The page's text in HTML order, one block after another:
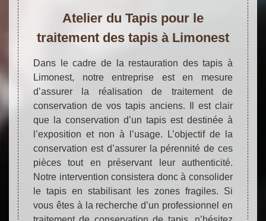
Atelier du Tapis pour le
traitement des tapis à Limonest
Dans le cadre de la restauration des tapis à
Limonest, notre entreprise est en mesure
d’assurer la réalisation de traitement de
conservation de vos tapis anciens. Il est clair
que la conservation d’un tapis est destinée à
l’exposition et non à l’usage. L’objectif de la
conservation est d’assurer la pérennité de ces
pièces tout en préservant leur authenticité.
Notre intervention consistera donc à consolider
le tapis en stabilisant les zones fragiles. Si
vous êtes à la recherche d’un professionnel en